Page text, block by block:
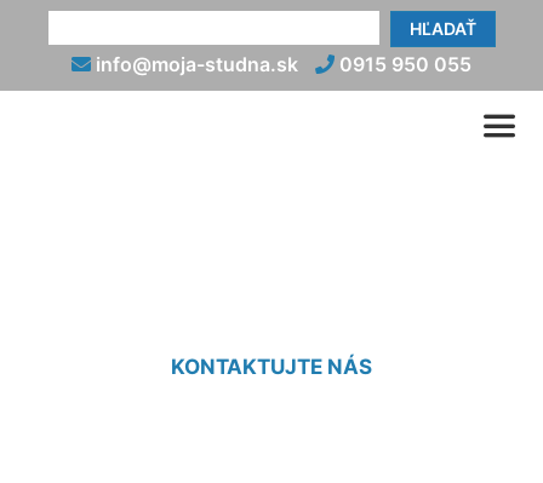
HĽADAŤ
info@moja-studna.sk 0915 950 055
KONTAKTUJTE NÁS